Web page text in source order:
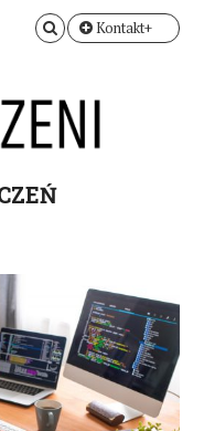
Kontakt+